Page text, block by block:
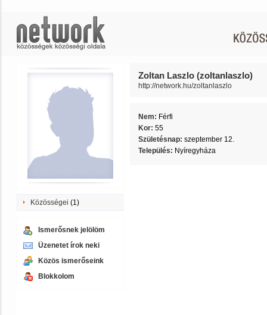
Közösségei (1)
Ismerősnek jelölöm
Üzenetet írok neki
Közös ismerőseink
Blokkolom
Zoltan Laszlo (zoltanlaszlo)
http://network.hu/zoltanlaszlo
Nem: Férfi
Kor: 55
Születésnap: szeptember 12.
Település: Nyíregyháza